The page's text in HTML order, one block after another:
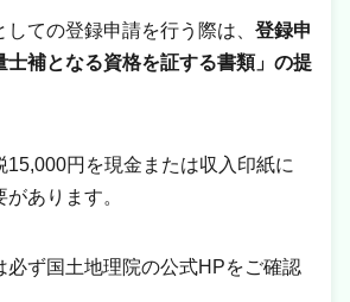
ての登録申請を行う際は、 登録申
士補となる資格を証する書類」の提
15,000円を現金または収入印紙に
あります。
ず国土地理院の公式HPをご確認